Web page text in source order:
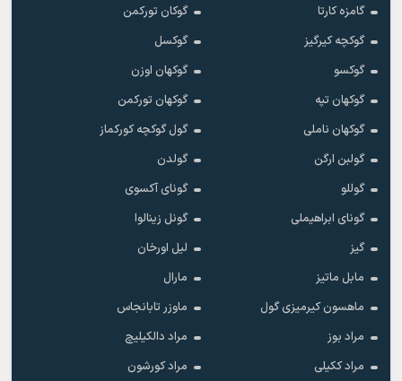
گامزه کارتا
گوکان تورکمن
گوکچه کیرگیز
گوکسل
گوکسو
گوکهان اوزن
گوکهان تپه
گوکهان تورکمن
گوکهان ناملی
گول گوکچه کورکماز
گولبن ارگن
گولدن
گوللو
گونای آکسوی
گونای ابراهیملی
گونل زینالوا
گیز
لیل اورخان
مابل ماتیز
مارال
ماهسون کیرمیزی گول
ماوزر تابانجاس
مراد بوز
مراد دالکیلیچ
مراد ککیلی
مراد کورشون